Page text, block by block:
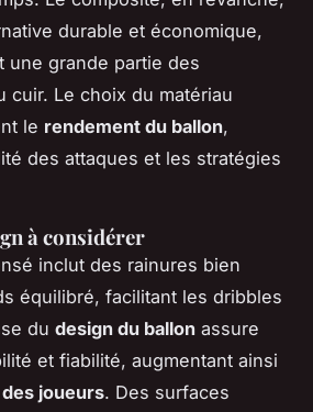
durable et économique,
une grande partie des
cuir. Le choix du matériau
le rendement du ballon,
des attaques et les stratégies
à considérer
inclut des rainures bien
équilibré, facilitant les dribbles
du design du ballon assure
et fiabilité, augmentant ainsi
joueurs. Des surfaces